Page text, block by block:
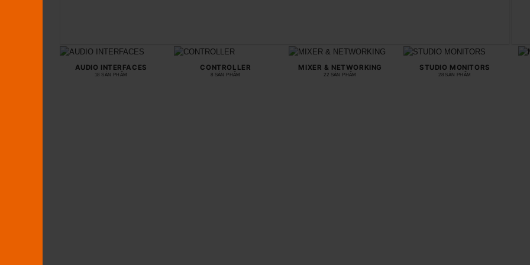
AUDIO INTERFACES
18 SẢN PHẨM
CONTROLLER
8 SẢN PHẨM
MIXER & NETWORKING
22 SẢN PHẨM
STUDIO MONITORS
28 SẢN PHẨM